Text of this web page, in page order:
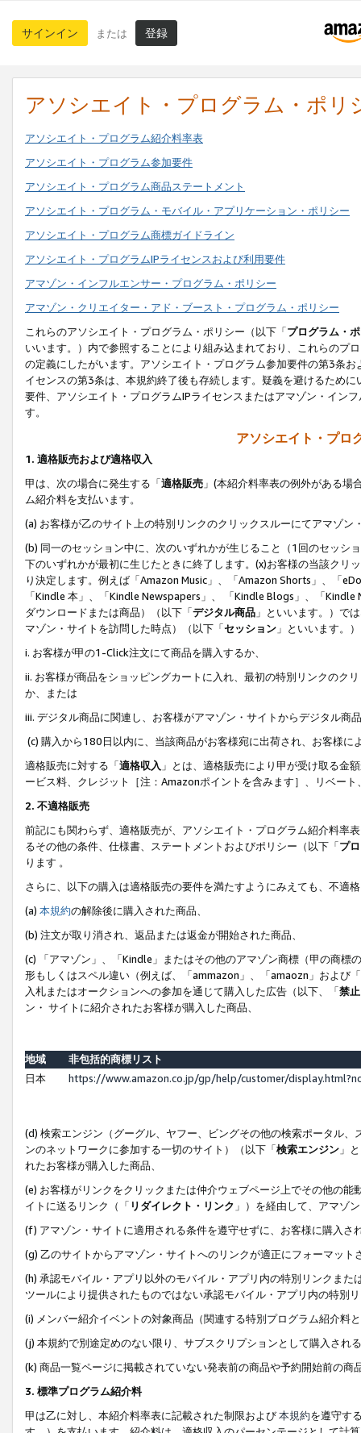
サインイン または 登録
アソシエイト・プログラム・ポリ
アソシエイト・プログラム紹介料率表
アソシエイト・プログラム参加要件
アソシエイト・プログラム商品ステートメント
アソシエイト・プログラム・モバイル・アプリケーション・ポリシー
アソシエイト・プログラム商標ガイドライン
アソシエイト・プログラムIPライセンスおよび利用要件
アマゾン・インフルエンサー・プログラム・ポリシー
アマゾン・クリエイター・アド・ブースト・プログラム・ポリシー
これらのアソシエイト・プログラム・ポリシー（以下「プログラム・
いいます。）内で参照することにより組み込まれており、これらのプ
の定義にしたがいます。アソシエイト・プログラム参加要件の第3条
イセンスの第3条は、本規約終了後も存続します。疑義を避けるため
要件、アソシエイト・プログラムIPライセンスまたはアマゾン・イン
す。
アソシエイト・プロ
1. 適格販売および適格収入
甲は、次の場合に発生する「適格販売 」(本紹介料率表の例外がある
ム紹介料を支払います。
(a) お客様が乙のサイト上の特別リンクのクリックスルーにてアマゾン
(b) 同一のセッション中に、次のいずれかが生じること（1回のセッシ
下のいずれかが最初に生じたときに終了します。(x)お客様の当該ク
り決定します。例えば「Amazon Music」、「Amazon Shorts」、「
「Kindle 本」、「Kindle Newspapers」、 「Kindle Blogs」、「
ダウンロードまたは商品）（以下「デジタル商品 」といいます。）で
マゾン・サイトを訪問した時点）（以下「セッション 」といいます。
i. お客様が甲の1-Click注文にて商品を購入するか、
ii. お客様が商品をショッピングカートに入れ、最初の特別リンクのク
か、または
iii. デジタル商品に関連し、お客様がアマゾン・サイトからデジタル
(c) 購入から180日以内に、当該商品がお客様宛に出荷され、お客様
適格販売に対する「適格収入 」とは、適格販売により甲が受け取る金
ービス料、クレジット［注：Amazonポイントを含みます］、リベー
2. 不適格販売
前記にも関わらず、適格販売が、アソシエイト・プログラム紹介料率
るその他の条件、仕様書、ステートメントおよびポリシー（以下「プ
ります 。
さらに、以下の購入は適格販売の要件を満たすようにみえても、不適
(a) 本規約の解除後に購入された商品、
(b) 注文が取り消され、返品または返金が開始された商品、
(c) 「アマゾン」、「Kindle」またはその他のアマゾン商標（甲の商
形もしくはスペル違い（例えば、「ammazon」、「amaozn」および
入札またはオークションへの参加を通じて購入した広告（以下、「禁
ン・ サイトに紹介されたお客様が購入した商品、
地域
非包括的商標リスト
日本
https://www.amazon.co.jp/gp/help/customer/
(d) 検索エンジン（グーグル、ヤフー、ビングその他の検索ポータル
ンのネットワークに参加する一切のサイト）（以下「検索エンジン 」
れたお客様が購入した商品、
(e) お客様がリンクをクリックまたは仲介ウェブページ上でその他の
イトに送るリンク（「 リダイレクト・リンク 」）を経由して、アマゾ
(f) アマゾン・サイトに適用される条件を遵守せずに、お客様に購入さ
(g) 乙のサイトからアマゾン・サイトへのリンクが適正にフォーマッ
(h) 承認モバイル・アプリ以外のモバイル・アプリ内の特別リンクま
ツールにより提供されたものではない承認モバイル・アプリ内の特別
(i) メンバー紹介イベントの対象商品（関連する特別プログラム紹介料
(j) 本規約で別途定めのない限り、サブスクリプションとして購入され
(k) 商品一覧ページに掲載されていない発表前の商品や予約開始前の商
3. 標準プログラム紹介料
甲は乙に対し、本紹介料率表に記載された制限および本規約を遵守す